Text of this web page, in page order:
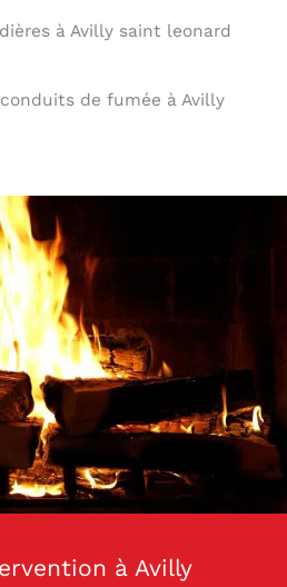
à Avilly saint leonard
de fumée à Avilly
à Avilly